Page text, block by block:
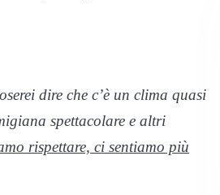
dire che c’è un clima quasi
spettacolare e altri
rispettare, ci sentiamo più